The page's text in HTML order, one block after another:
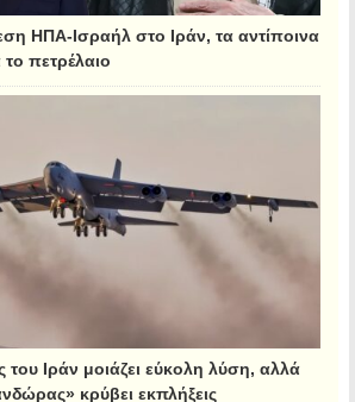
ΗΠΑ-Ισραήλ στο Ιράν, τα αντίποινα
το πετρέλαιο
Ιράν μοιάζει εύκολη λύση, αλλά
κρύβει εκπλήξεις